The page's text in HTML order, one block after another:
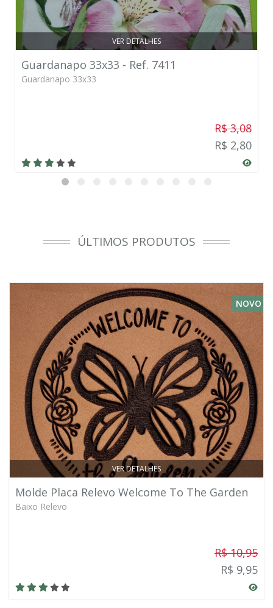
VER DETALHES
Guardanapo 33x33 - Ref. 7411
Guardanapo 33x33
R$ 3,08
R$ 2,80
ÚLTIMOS PRODUTOS
VER DETALHES
NOVO
Molde Placa Relevo Welcome To The Garden
Baixo Relevo
R$ 10,95
R$ 9,95